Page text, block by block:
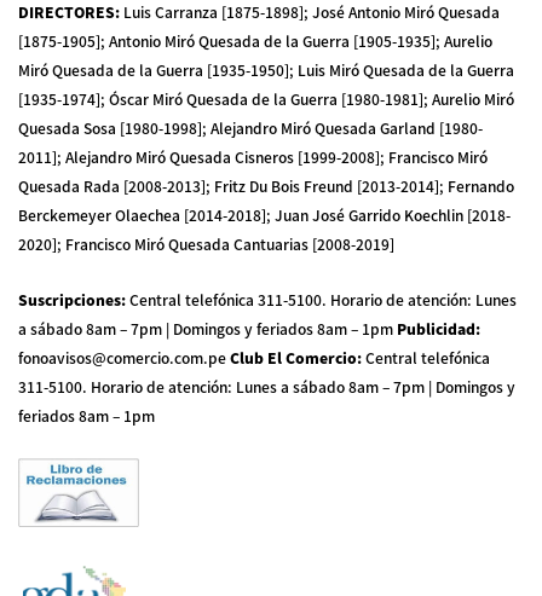
DIRECTORES: Luis Carranza [1875-1898]; José Antonio Miró Quesada
[1875-1905]; Antonio Miró Quesada de la Guerra [1905-1935]; Aurelio
Miró Quesada de la Guerra [1935-1950]; Luis Miró Quesada de la Guerra
[1935-1974]; Óscar Miró Quesada de la Guerra [1980-1981]; Aurelio Miró
Quesada Sosa [1980-1998]; Alejandro Miró Quesada Garland [1980-
2011]; Alejandro Miró Quesada Cisneros [1999-2008]; Francisco Miró
Quesada Rada [2008-2013]; Fritz Du Bois Freund [2013-2014]; Fernando
Berckemeyer Olaechea [2014-2018]; Juan José Garrido Koechlin [2018-
2020]; Francisco Miró Quesada Cantuarias [2008-2019]
Suscripciones:Central telefónica 311-5100. Horario de atención: Lunes
a sábado 8am – 7pm | Domingos y feriados 8am – 1pm Publicidad:
fonoavisos@comercio.com.peClub El Comercio:Central telefónica
311-5100. Horario de atención: Lunes a sábado 8am – 7pm | Domingos y
feriados 8am – 1pm